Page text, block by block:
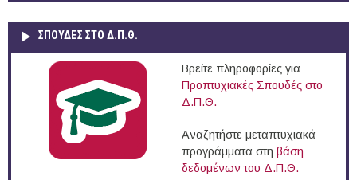
ΣΠΟΥΔΈΣ ΣΤΟ Δ.Π.Θ.
Βρείτε πληροφορίες για
Προπτυχιακές Σπουδές στο
Δ.Π.Θ.
Αναζητήστε μεταπτυχιακά
προγράμματα στη βάση
δεδομένων του Δ.Π.Θ.